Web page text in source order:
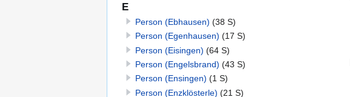
E
Person (Ebhausen) (38 S)
Person (Egenhausen) (17 S)
Person (Eisingen) (64 S)
Person (Engelsbrand) (43 S)
Person (Ensingen) (1 S)
Person (Enzklösterle) (21 S)